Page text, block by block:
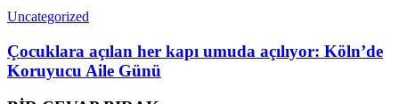
Uncategorized
Çocuklara açılan her kapı umuda açılıyor: Köln’de
Koruyucu Aile Günü